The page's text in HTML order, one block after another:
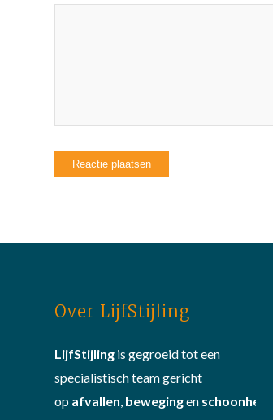
Over LijfStijling
LijfStijling is gegroeid tot een
specialistisch team gericht
op afvallen, bewegingen schoonheid